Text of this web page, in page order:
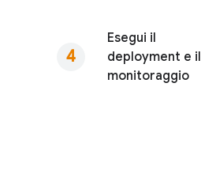
Esegui il
deployment e il
monitoraggio